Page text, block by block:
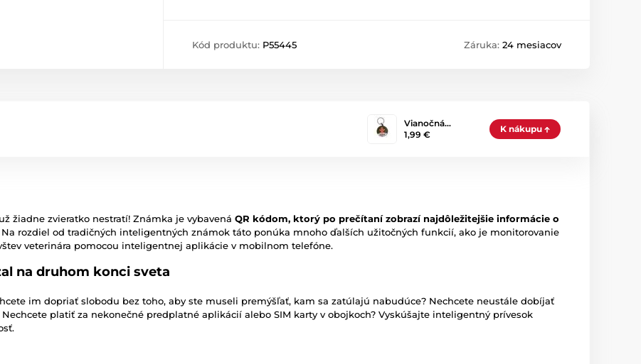
Kód produktu: P55445 Záruka: 24 mesiacov
Vianočná…
1,99 €
K nákupu
žiadne zvieratko nestratí! Známka je vybavená QR kódom, ktorý po prečítaní zobrazí najdôležitejšie informácie o
Na rozdiel od tradičných inteligentných známok táto ponúka mnoho ďalších užitočných funkcií, ako je monitorovanie
veterinára pomocou inteligentnej aplikácie v mobilnom telefóne.
na druhom konci sveta
im dopriať slobodu bez toho, aby ste museli premýšľať, kam sa zatúlajú nabudúce? Nechcete neustále dobíjať
platiť za nekonečné predplatné aplikácií alebo SIM karty v obojkoch? Vyskúšajte inteligentný prívesok